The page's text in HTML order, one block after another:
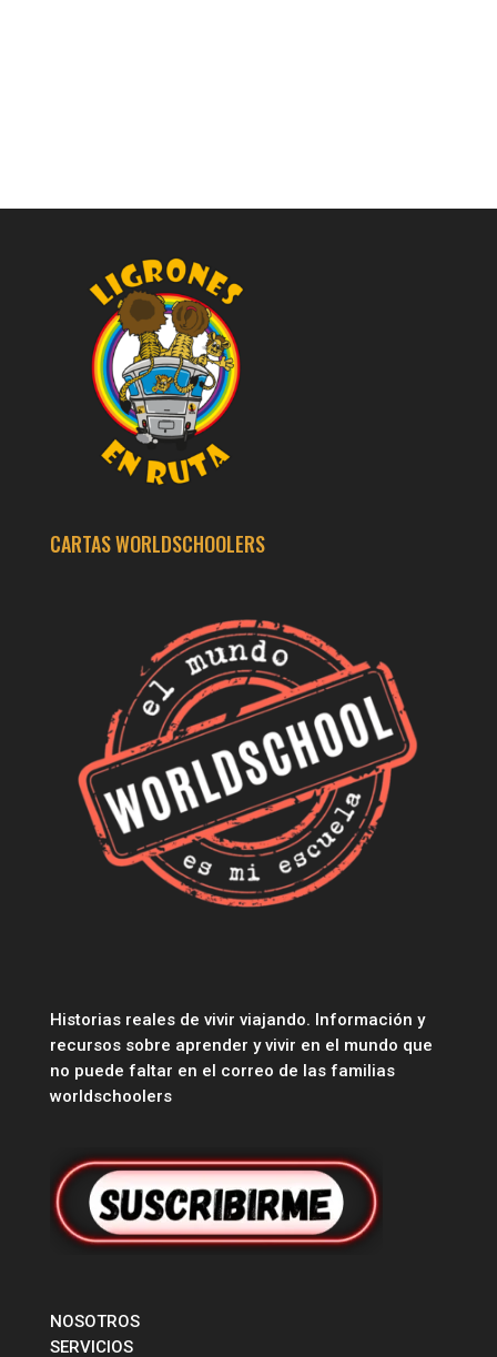
CARTAS WORLDSCHOOLERS
Historias reales de vivir viajando. Información y
recursos sobre aprender y vivir en el mundo que
no puede faltar en el correo de las familias
worldschoolers
NOSOTROS
SERVICIOS